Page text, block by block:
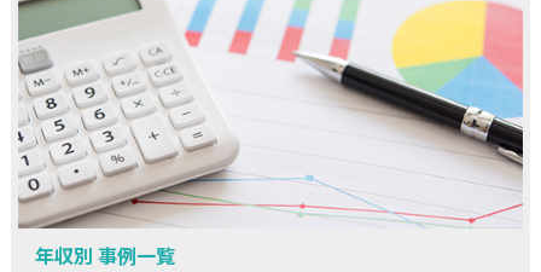
年収別 事例一覧